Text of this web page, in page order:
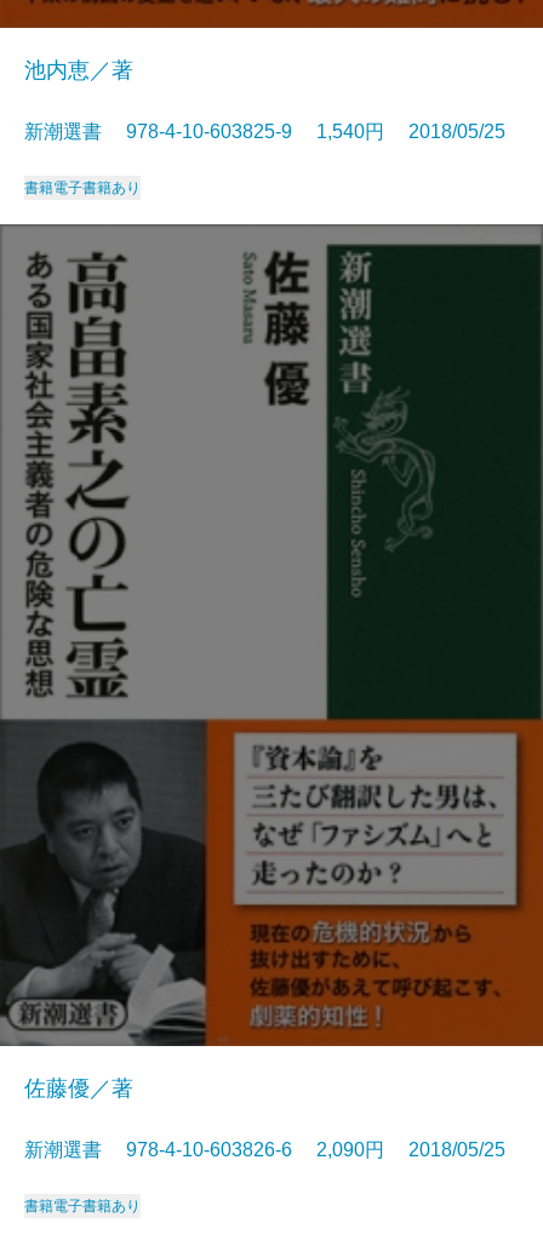
池内恵／著
新潮選書 978-4-10-603825-9 1,540円 2018/05/25
書籍電子書籍あり
佐藤優／著
新潮選書 978-4-10-603826-6 2,090円 2018/05/25
書籍電子書籍あり